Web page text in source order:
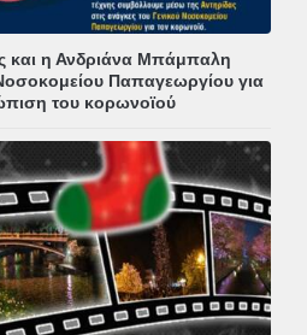
και η Ανδριάνα Μπάμπαλη
Παπαγεωργίου για
του κορωνοϊού